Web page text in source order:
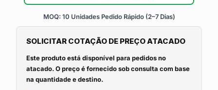
MOQ: 10 Unidades Pedido Rápido (2–7 Dias)
SOLICITAR COTAÇÃO DE PREÇO ATACADO
Este produto está disponível para pedidos no
atacado. O preço é fornecido sob consulta com base
na quantidade e destino.